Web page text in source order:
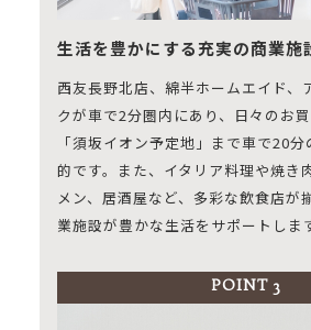
生活を豊かにする充実の商業施
西友長野北店、綿半ホームエイド、
クが車で2分圏内にあり、日々のお買
「須坂イオン予定地」まで車で20
的です。また、イタリア料理や焼き
メン、居酒屋など、多彩な飲食店が
業施設が豊かな生活をサポートしま
POINT 3